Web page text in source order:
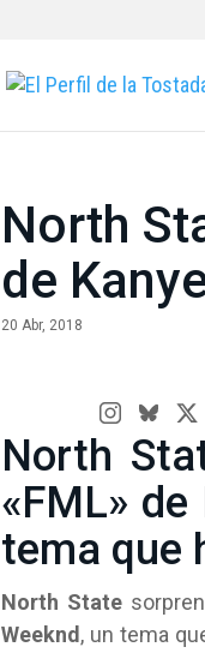
North
de
20 Abr, 2018
North
«FML»
tema que
North State
Weeknd , un tema